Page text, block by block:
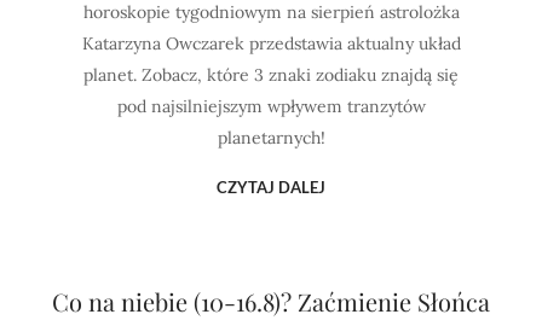
horoskopie tygodniowym na sierpień astrolożka
Katarzyna Owczarek przedstawia aktualny układ
planet. Zobacz, które 3 znaki zodiaku znajdą się
pod najsilniejszym wpływem tranzytów
planetarnych!
CZYTAJ DALEJ
Co na niebie (10-16.8)? Zaćmienie Słońca